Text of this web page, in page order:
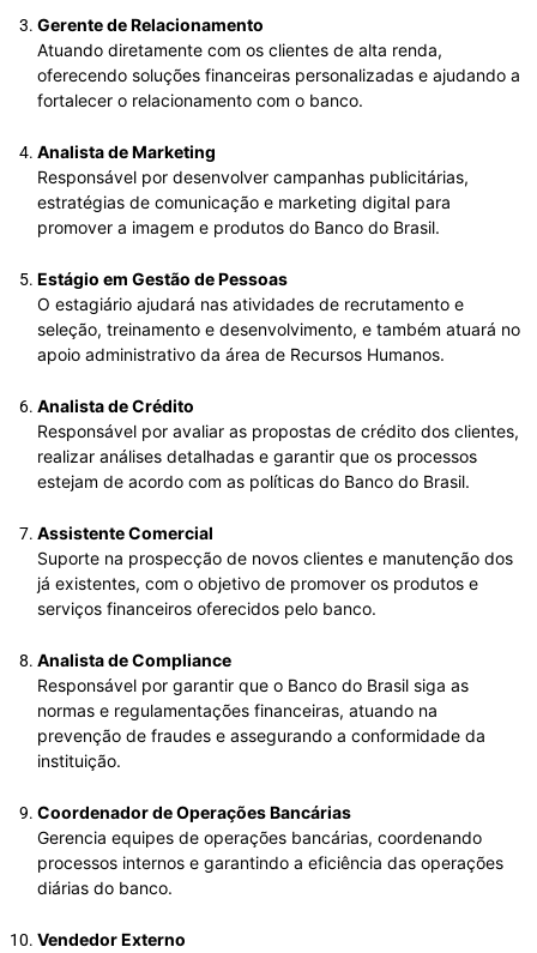
Gerente de Relacionamento
Atuando diretamente com os clientes de alta renda,
oferecendo soluções financeiras personalizadas e ajudando a
fortalecer o relacionamento com o banco.
Analista de Marketing
Responsável por desenvolver campanhas publicitárias,
estratégias de comunicação e marketing digital para
promover a imagem e produtos do Banco do Brasil.
Estágio em Gestão de Pessoas
O estagiário ajudará nas atividades de recrutamento e
seleção, treinamento e desenvolvimento, e também atuará no
apoio administrativo da área de Recursos Humanos.
Analista de Crédito
Responsável por avaliar as propostas de crédito dos clientes,
realizar análises detalhadas e garantir que os processos
estejam de acordo com as políticas do Banco do Brasil.
Assistente Comercial
Suporte na prospecção de novos clientes e manutenção dos
já existentes, com o objetivo de promover os produtos e
serviços financeiros oferecidos pelo banco.
Analista de Compliance
Responsável por garantir que o Banco do Brasil siga as
normas e regulamentações financeiras, atuando na
prevenção de fraudes e assegurando a conformidade da
instituição.
Coordenador de Operações Bancárias
Gerencia equipes de operações bancárias, coordenando
processos internos e garantindo a eficiência das operações
diárias do banco.
Vendedor Externo